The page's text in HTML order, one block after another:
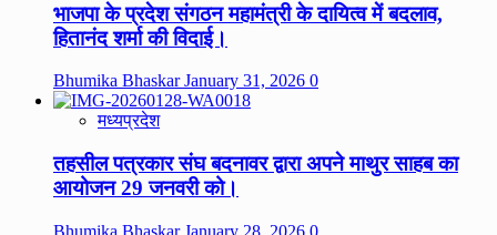
भाजपा के प्रदेश संगठन महामंत्री के दायित्व में बदलाव,
हितानंद शर्मा की विदाई।
Bhumika BhaskarJanuary 31, 2026 0
मध्यप्रदेश
तहसील पत्रकार संघ बदनावर द्वारा अपने माथुर साहब का
आयोजन 29 जनवरी को।
Bhumika BhaskarJanuary 28, 2026 0